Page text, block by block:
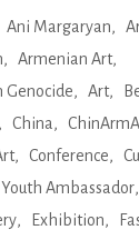
Ani Margaryan
Armenian Art
Genocide
Art
China
Conference
Ambassador
Exhibition